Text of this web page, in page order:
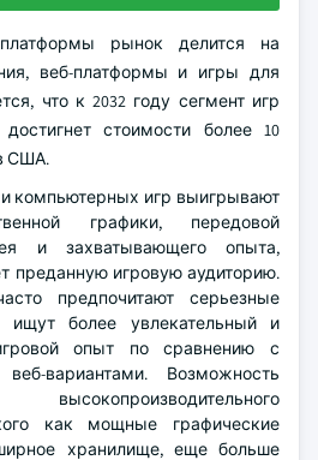
рынок делится на
веб-платформы и игры для
что к 2032 году сегмент игр
стоимости более 10
США.
компьютерных игр выигрывают
графики, передовой
и захватывающего опыта,
преданную игровую аудиторию.
предпочитают серьезные
ищут более увлекательный и
опыт по сравнению с
вариантами. Возможность
как мощные графические
хранилище, еще больше